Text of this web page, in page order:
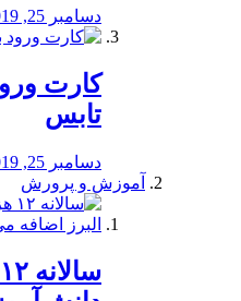
دسامبر 25, 2019
کارت
تابس
دسامبر 25, 2019
آموزش و پرورش